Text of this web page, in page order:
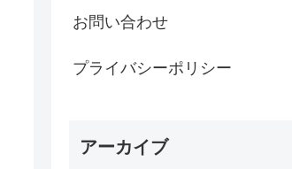
お問い合わせ
プライバシーポリシー
アーカイブ